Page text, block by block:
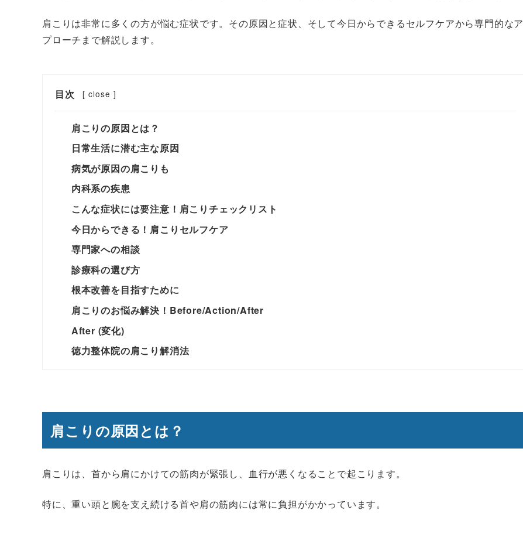
肩こりは非常に多くの方が悩む症状です。その原因と症状、そして今日からできるセルフケアから専門的なア
プローチまで解説します。
目次 [ close ]
肩こりの原因とは？
日常生活に潜む主な原因
病気が原因の肩こりも
内科系の疾患
こんな症状には要注意！肩こりチェックリスト
今日からできる！肩こりセルフケア
専門家への相談
診療科の選び方
根本改善を目指すために
肩こりのお悩み解決！Before/Action/After
After (変化)
徳力整体院の肩こり解消法
肩こりの原因とは？
肩こりは、首から肩にかけての筋肉が緊張し、血行が悪くなることで起こります。
特に、重い頭と腕を支え続ける首や肩の筋肉には常に負担がかかっています。